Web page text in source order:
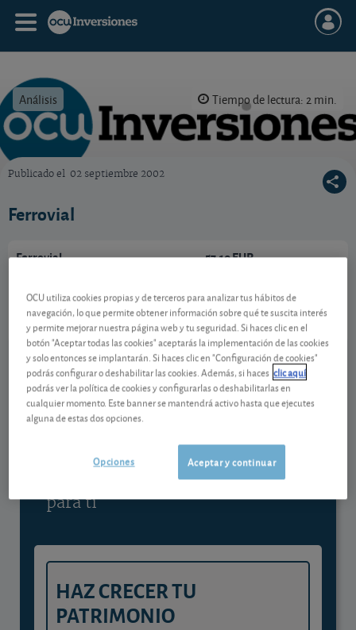
Análisis Tiempo de lectura: 2 min.
Publicado el 02 septiembre 2002
Ferrovial
Ferrovial
06/08/2026 Madrid
57,10 EUR
Ver detalladamente
Contenido reservado a SOCIOS
Gestiona tu dinero con visión
experta
y consigue que cada euro trabaje
para ti
HAZ CRECER TU
PATRIMONIO
OCU utiliza cookies propias y de terceros para analizar tus hábitos de
navegación, lo que permite obtener información sobre qué te suscita interés
y permite mejorar nuestra página web y tu seguridad. Si haces clic en el
botón "Aceptar todas las cookies" aceptarás la implementación de las cookies
y solo entonces se implantarán. Si haces clic en "Configuración de cookies"
podrás configurar o deshabilitar las cookies. Además, si haces clic aquí
podrás ver la política de cookies y configurarlas o deshabilitarlas en
cualquier momento. Este banner se mantendrá activo hasta que ejecutes
alguna de estas dos opciones.
Aceptar y continuar
Opciones